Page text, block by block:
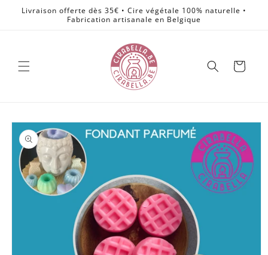
passer
Livraison offerte dès 35€ • Cire végétale 100% naturelle •
Fabrication artisanale en Belgique
Panier
Passer aux
informations
produits